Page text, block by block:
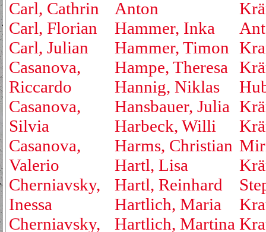
Carl, Cathrin
Carl, Florian
Carl, Julian
Casanova,
Riccardo
Casanova,
Silvia
Casanova,
Valerio
Cherniavsky,
Inessa
Cherniavsky,
Anton
Hammer, Inka
Hammer, Timon
Hampe, Theresa
Hannig, Niklas
Hansbauer, Julia
Harbeck, Willi
Harms, Christian
Hartl, Lisa
Hartl, Reinhard
Hartlich, Maria
Hartlich, Martina